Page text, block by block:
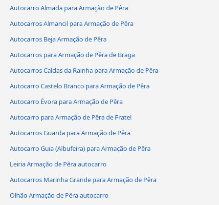
Autocarro Almada para Armação de Pêra
Autocarros Almancil para Armação de Pêra
Autocarros Beja Armação de Pêra
Autocarros para Armação de Pêra de Braga
Autocarros Caldas da Rainha para Armação de Pêra
Autocarro Castelo Branco para Armação de Pêra
Autocarro Évora para Armação de Pêra
Autocarro para Armação de Pêra de Fratel
Autocarros Guarda para Armação de Pêra
Autocarro Guia (Albufeira) para Armação de Pêra
Leiria Armação de Pêra autocarro
Autocarros Marinha Grande para Armação de Pêra
Olhão Armação de Pêra autocarro